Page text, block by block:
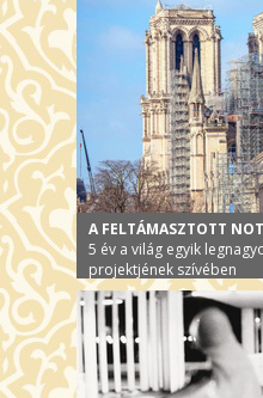
A FELTÁMASZTOTT
5 év a világ egyik
projektjének szívében